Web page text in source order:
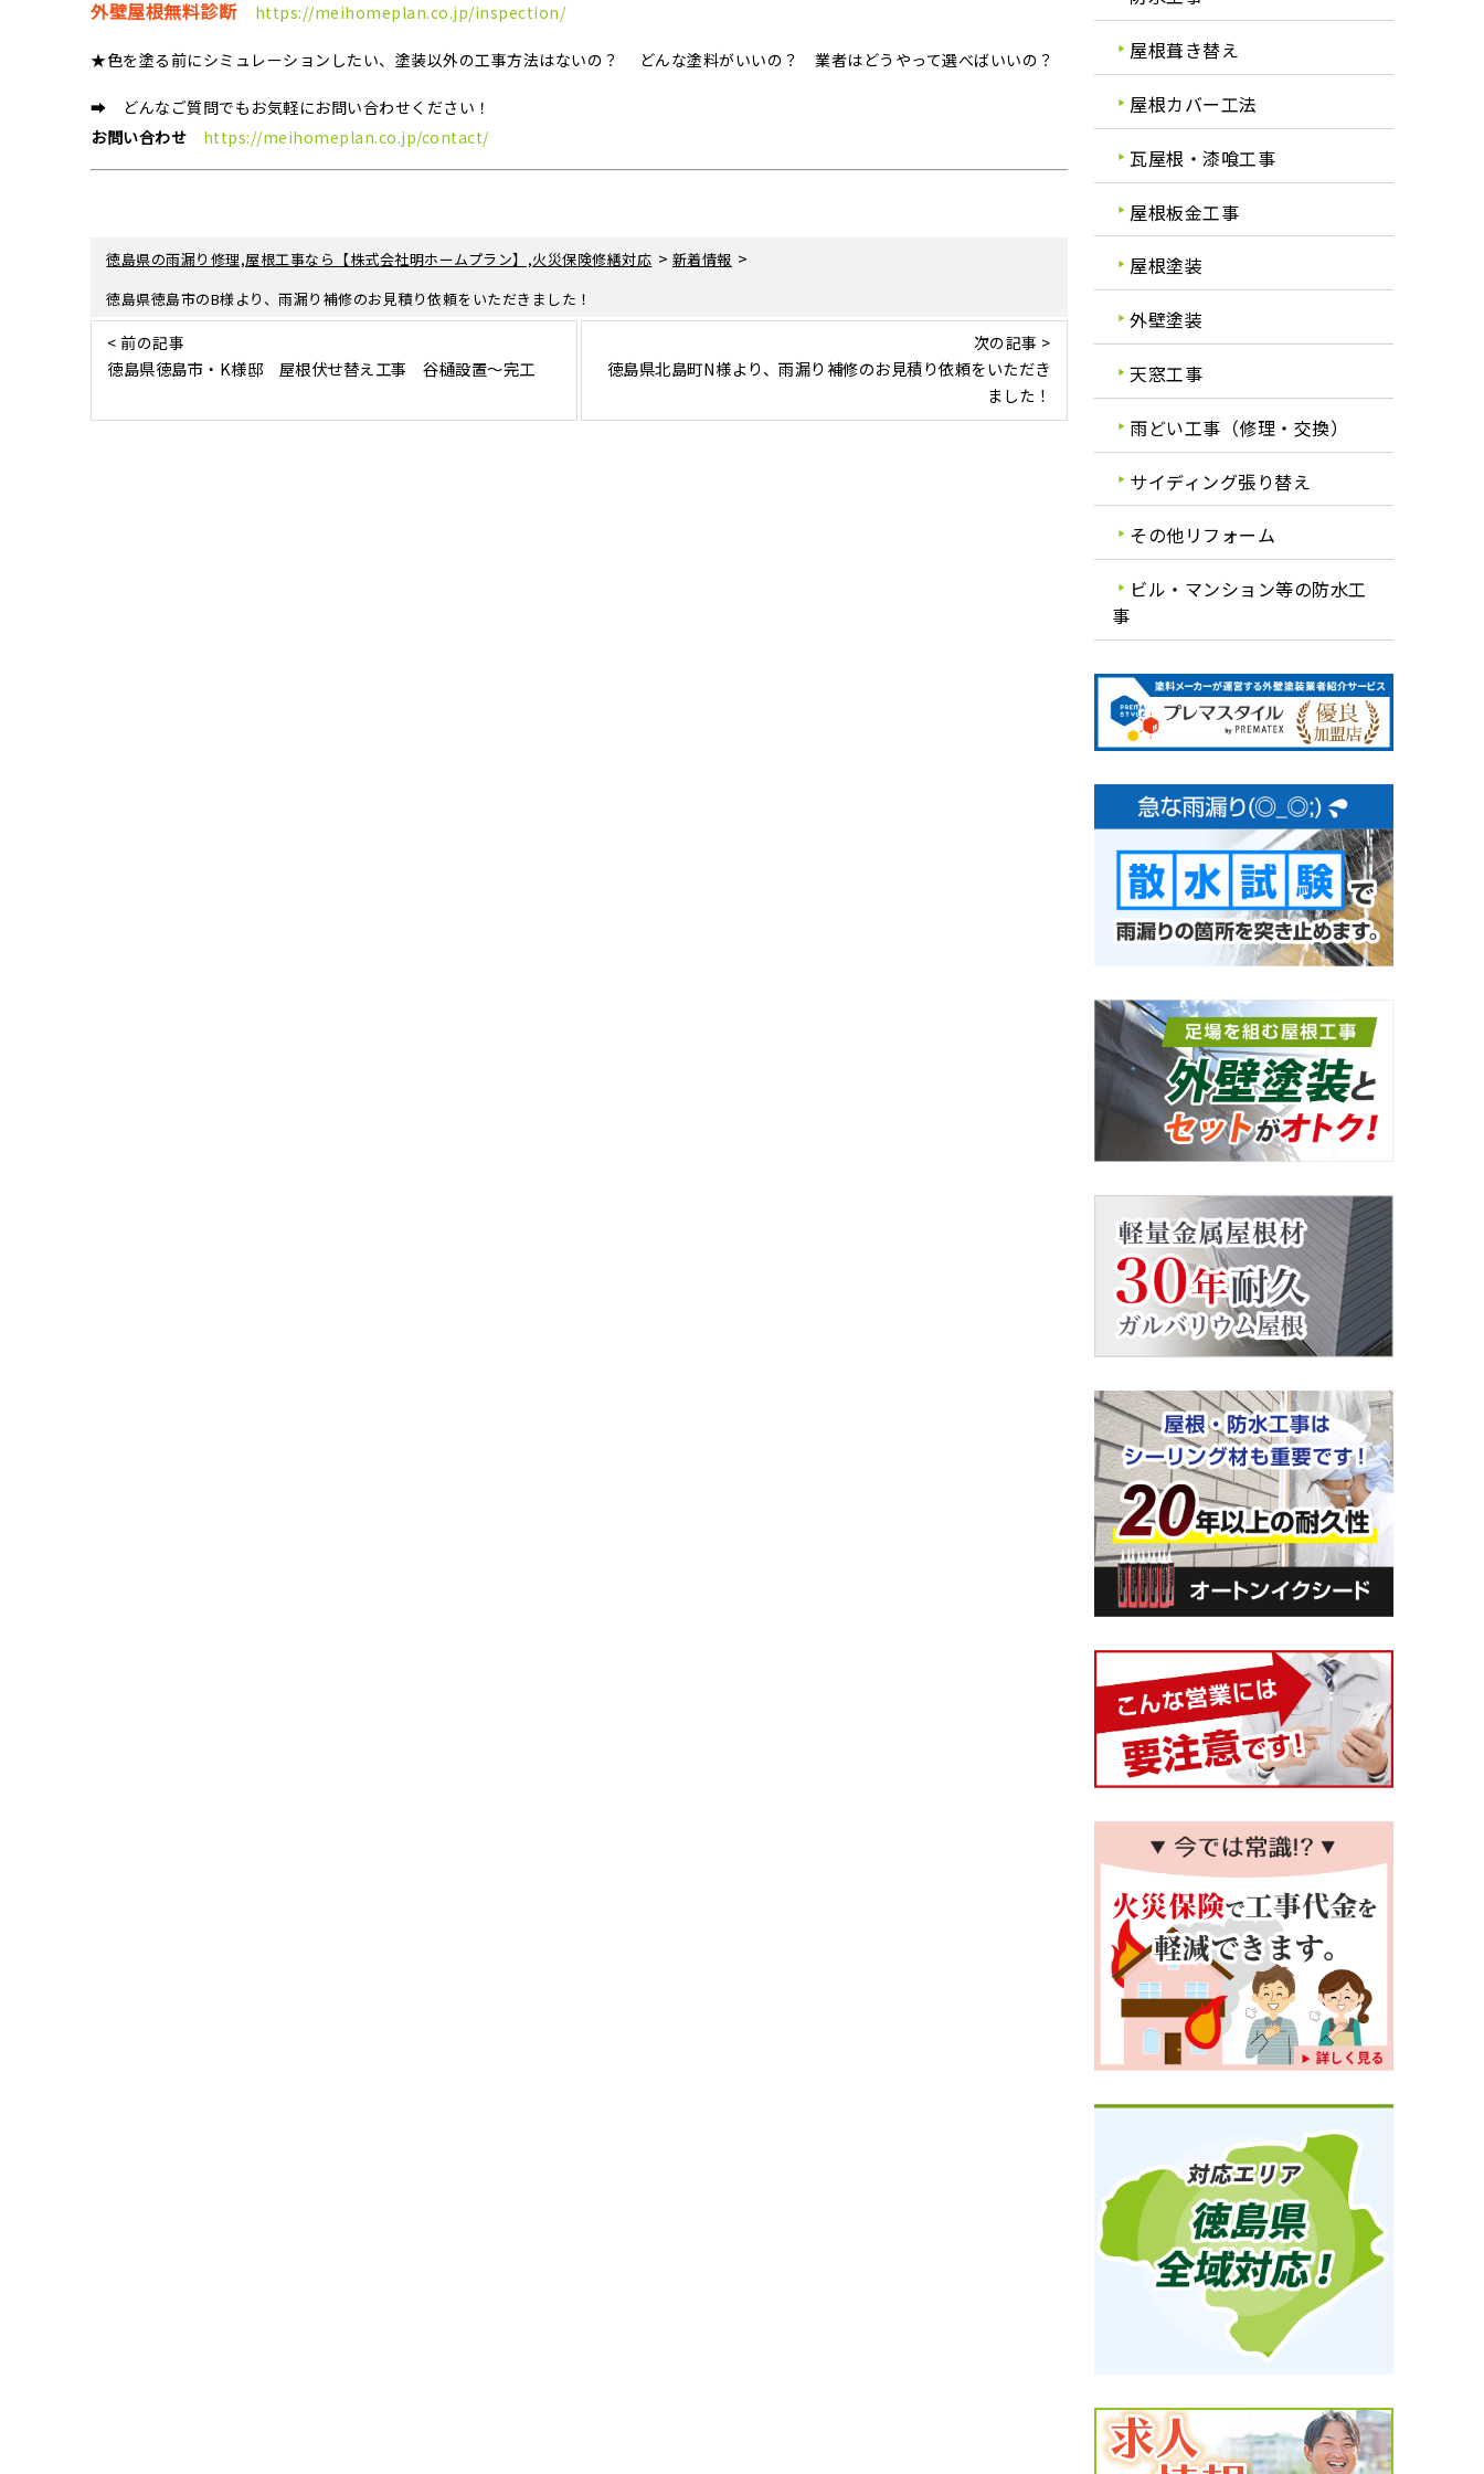
外壁屋根無料診断 https://meihomeplan.co.jp/inspection/
★色を塗る前にシミュレーションしたい、塗装以外の工事方法はないの？ どんな塗料がいいの？ 業者はどうやって選べばいいの？
➡ どんなご質問でもお気軽にお問い合わせください！
お問い合わせ
https://meihomeplan.co.jp/contact/
徳島県の雨漏り修理,屋根工事なら【株式会社明ホームプラン】,火災保険修繕対応 > 新着情報 >
徳島県徳島市のB様より、雨漏り補修のお見積り依頼をいただきました！
< 前の記事
徳島県徳島市・K様邸 屋根伏せ替え工事 谷樋設置～完工
次の記事 >
徳島県北島町N様より、雨漏り補修のお見積り依頼をいただき
ました！
屋根葺き替え
屋根カバー工法
瓦屋根・漆喰工事
屋根板金工事
屋根塗装
外壁塗装
天窓工事
雨どい工事（修理・交換）
サイディング張り替え
その他リフォーム
ビル・マンション等の防水工
事